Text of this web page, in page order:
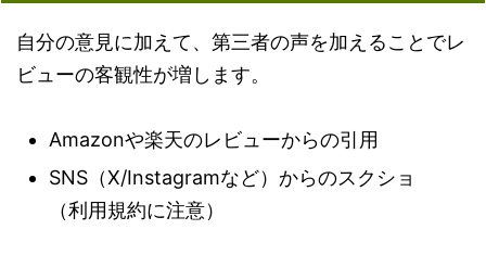
自分の意見に加えて、第三者の声を加えることでレ
ビューの客観性が増します。
Amazonや楽天のレビューからの引用
SNS（X/Instagramなど）からのスクショ
（利用規約に注意）